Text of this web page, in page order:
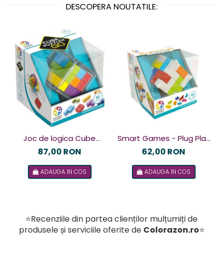
DESCOPERA NOUTATILE:
Joc de logica Cube
Puzzler Go, Smart
87,00 RON
ADAUGA IN COS
Smart Games - Plug Play
Puzzler, joc de logica cu
romana
62,00 RON
ADAUGA IN COS
⭐Recenziile din partea clienților mulțumiți de
produsele și serviciile oferite de Colorazon.ro⭐